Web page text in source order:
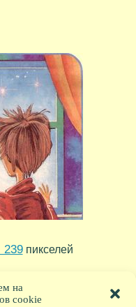
на
cookie
239пикселей